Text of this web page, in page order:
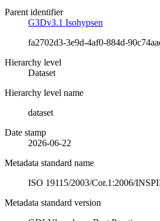
Parent identifier
G3Dv3.1 Isohypsen
fa2702d3-3e9d-4af0-884d-
Hierarchy level
Dataset
Hierarchy level name
dataset
Date stamp
2026-06-22
Metadata standard name
ISO 19115/2003/Cor.1:2006/
Metadata standard version